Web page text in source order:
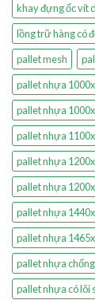
khay đựng ốc vít
lồng trữ hàng có
pallet mesh
pallet nhựa
pallet nhựa
pallet nhựa
pallet nhựa
pallet nhựa
pallet nhựa
pallet nhựa
pallet nhựa
pallet nhựa có lõi